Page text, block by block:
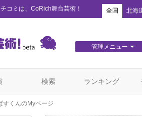
コミは、CoRich舞台芸術！ 全国 北海
管理メニュー
検索 ランキング
すくんのMyページ